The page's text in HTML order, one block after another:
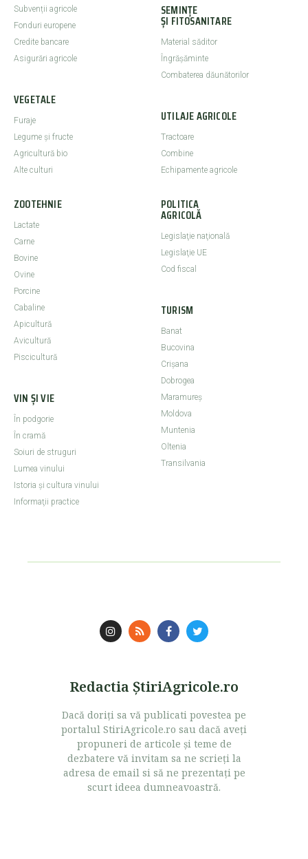
Subvenții agricole
Fonduri europene
Credite bancare
Asigurări agricole
VEGETALE
Furaje
Legume şi fructe
Agricultură bio
Alte culturi
SEMINȚE
ȘI FITOSANITARE
Material săditor
Îngrășăminte
Combaterea dăunătorilor
UTILAJE AGRICOLE
Tractoare
Combine
Echipamente agricole
ZOOTEHNIE
Lactate
Carne
Bovine
Ovine
Porcine
Cabaline
Apicultură
Avicultură
Piscicultură
VIN ȘI VIE
În podgorie
În cramă
Soiuri de struguri
Lumea vinului
Istoria şi cultura vinului
Informaţii practice
POLITICA
AGRICOLĂ
Legislaţie naţională
Legislaţie UE
Cod fiscal
TURISM
Banat
Bucovina
Crişana
Dobrogea
Maramureş
Moldova
Muntenia
Oltenia
Transilvania
Redactia ŞtiriAgricole.ro
Dacă doriţi sa vă publicati povestea pe
portalul StiriAgricole.ro sau dacă aveţi
propuneri de articole şi teme de
dezbatere vă invitam sa ne scrieţi la
adresa de email si să ne prezentaţi pe
scurt ideea dumneavoastră.